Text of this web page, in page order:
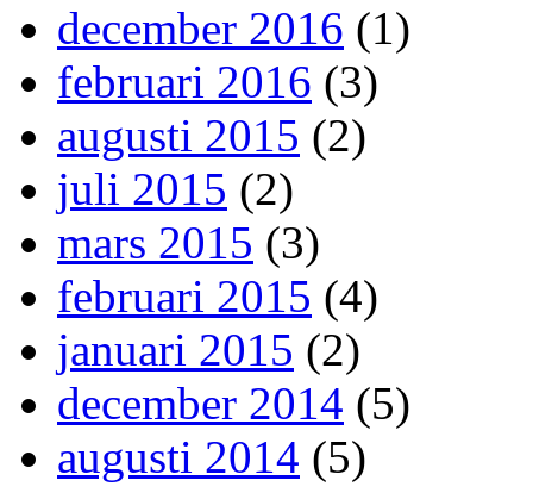
december 2016 (1)
februari 2016 (3)
augusti 2015 (2)
juli 2015 (2)
mars 2015 (3)
februari 2015 (4)
januari 2015 (2)
december 2014 (5)
augusti 2014 (5)